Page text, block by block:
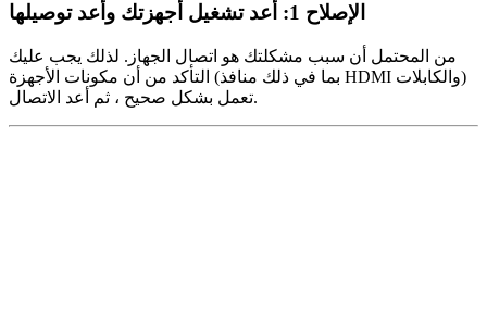
الإصلاح 1: أعد تشغيل أجهزتك وأعد توصيلها
من المحتمل أن سبب مشكلتك هو اتصال الجهاز. لذلك يجب عليك
التأكد من أن مكونات الأجهزة (بما في ذلك منافذ HDMI والكابلات)
تعمل بشكل صحيح ، ثم أعد الاتصال.